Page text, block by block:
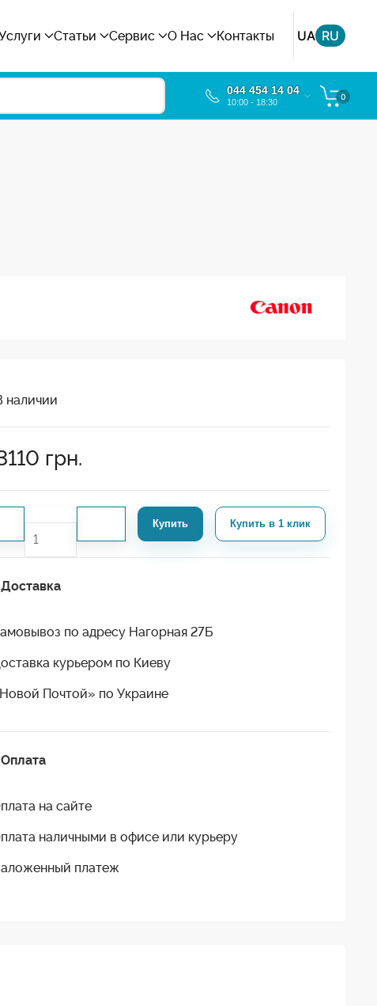
Статьи Сервис О Нас Контакты UA RU
044 454 14 04
10:00 - 18:30
0
наличии
грн.
Купить Купить в 1 клик
Доставка
по адресу Нагорная 27Б
курьером по Киеву
Почтой» по Украине
Оплата
на сайте
наличными в офисе или курьеру
платеж